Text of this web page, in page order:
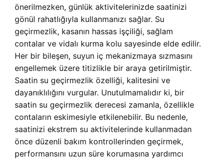
önerilmezken, günlük aktivitelerinizde saatinizi
gönül rahatlığıyla kullanmanızı sağlar. Su
geçirmezlik, kasanın hassas işçiliği, sağlam
contalar ve vidalı kurma kolu sayesinde elde edilir.
Her bir bileşen, suyun iç mekanizmaya sızmasını
engellemek üzere titizlikle bir araya getirilmiştir.
Saatin su geçirmezlik özelliği, kalitesini ve
dayanıklılığını vurgular. Unutulmamalıdır ki, bir
saatin su geçirmezlik derecesi zamanla, özellikle
contaların eskimesiyle etkilenebilir. Bu nedenle,
saatinizi ekstrem su aktivitelerinde kullanmadan
önce düzenli bakım kontrollerinden geçirmek,
performansını uzun süre korumasına yardımcı